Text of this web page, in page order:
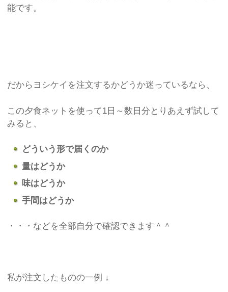
能です。
だからヨシケイを注文するかどうか迷っているなら、
この夕食ネットを使って1日～数日分とりあえず試して
みると、
どういう形で届くのか
量はどうか
味はどうか
手間はどうか
・・・などを全部自分で確認できます＾＾
私が注文したものの一例 ↓